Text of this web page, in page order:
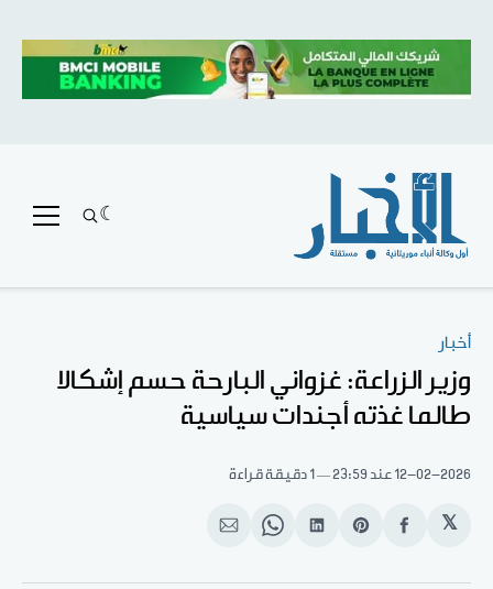
أخبار
وزير الزراعة: غزواني البارحة حسم إشكالا
طالما غذته أجندات سياسية
12-02-2026 عند 23:59 1 دقيقة قراءة
𝕏
انشر
الفيسبوك
Share
Pinterest
انشر
لينكد
Share
WhatsApp
انشر
الإيميل